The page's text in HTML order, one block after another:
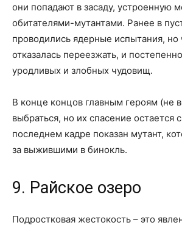
они попадают в засаду, устроенную
обитателями-мутантами. Ранее в
проводились ядерные испытания, но
отказалась переезжать, и
уродливых и злобных чудовищ.
В конце концов главным героям (не
выбраться, но их спасение остается
последнем кадре показан мутант,
за выжившими в бинокль.
9. Райское озеро
Подростковая жестокость – это